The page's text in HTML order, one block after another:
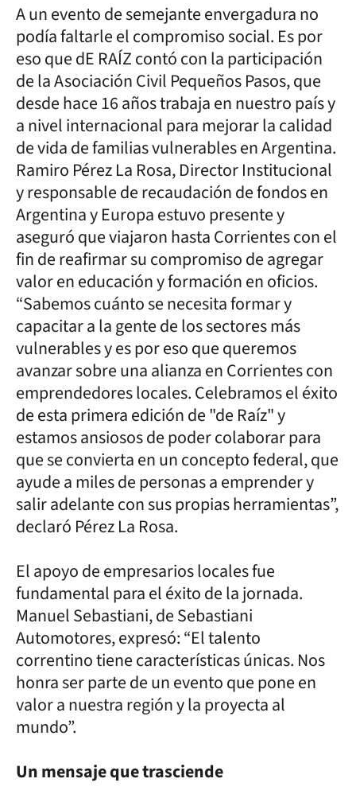
A un evento de semejante envergadura no
podía faltarle el compromiso social. Es por
eso que dE RAÍZ contó con la participación
de la Asociación Civil Pequeños Pasos, que
desde hace 16 años trabaja en nuestro país y
a nivel internacional para mejorar la calidad
de vida de familias vulnerables en Argentina.
Ramiro Pérez La Rosa, Director Institucional
y responsable de recaudación de fondos en
Argentina y Europa estuvo presente y
aseguró que viajaron hasta Corrientes con el
fin de reafirmar su compromiso de agregar
valor en educación y formación en oficios.
“Sabemos cuánto se necesita formar y
capacitar a la gente de los sectores más
vulnerables y es por eso que queremos
avanzar sobre una alianza en Corrientes con
emprendedores locales. Celebramos el éxito
de esta primera edición de "de Raíz" y
estamos ansiosos de poder colaborar para
que se convierta en un concepto federal, que
ayude a miles de personas a emprender y
salir adelante con sus propias herramientas”,
declaró Pérez La Rosa.
El apoyo de empresarios locales fue
fundamental para el éxito de la jornada.
Manuel Sebastiani, de Sebastiani
Automotores, expresó: “El talento
correntino tiene características únicas. Nos
honra ser parte de un evento que pone en
valor a nuestra región y la proyecta al
mundo”.
Un mensaje que trasciende